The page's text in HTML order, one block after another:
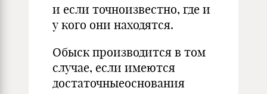
и если точноизвестно, где и
у кого они находятся.
Обыск производится в том
случае, если имеются
достаточ­ныеоснования